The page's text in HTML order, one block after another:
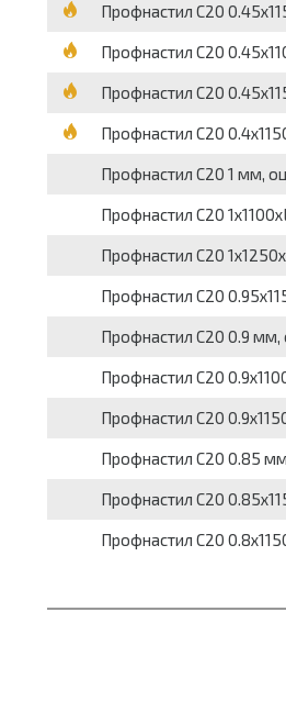
Профнастил С20
Профнастил С20
Профнастил С20
Профнастил С20
Профнастил С20 1 мм,
Профнастил С20
Профнастил С20
Профнастил С20
Профнастил С20 0.9 мм,
Профнастил С20
Профнастил С20
Профнастил С20 0.85
Профнастил С20
Профнастил С20